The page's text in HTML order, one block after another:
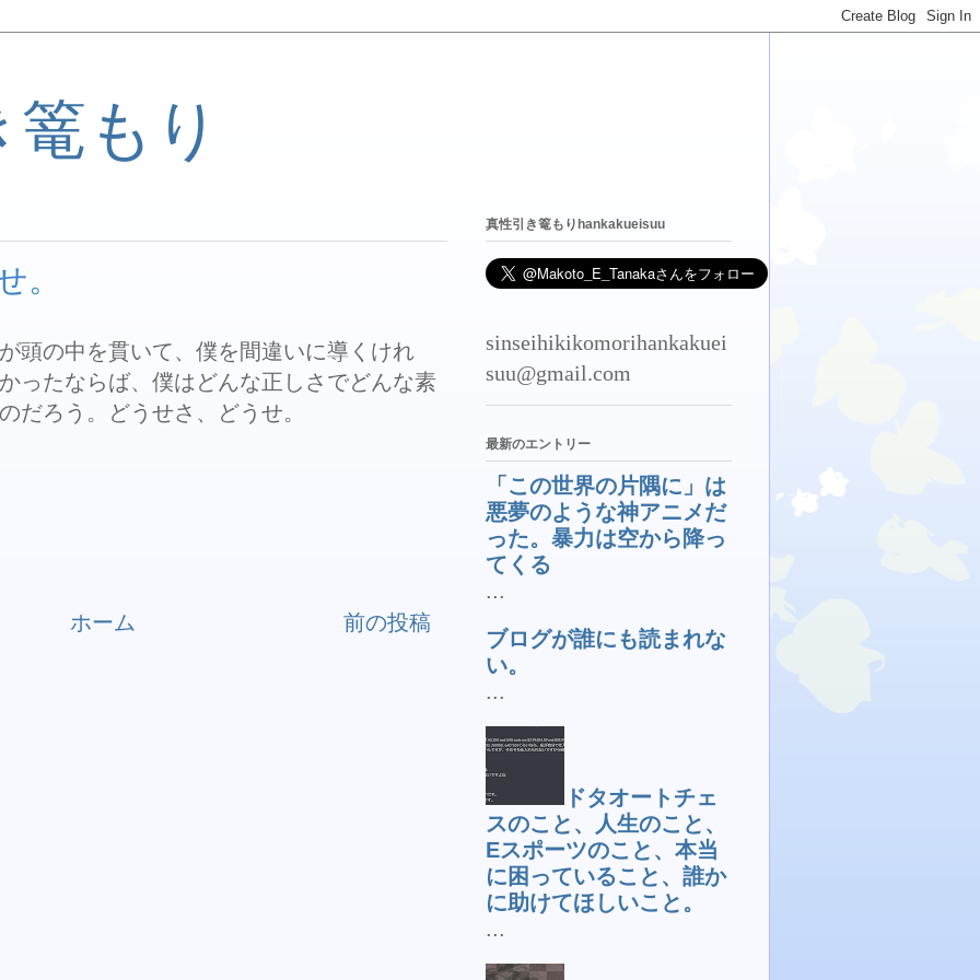
もり
。
頭の中を貫いて、僕を間違いに導くけれ
ったならば、僕はどんな正しさでどんな素
だろう。どうせさ、どうせ。
前の投稿
ホーム
真性引き篭もりhankakueisuu
sinseihikikomorihankakuei
suu@gmail.com
最新のエントリー
「この世界の片隅に」は
悪夢のような神アニメだ
った。暴力は空から降っ
てくる
...
ブログが誰にも読まれな
い。
...
ドタオートチェ
スのこと、人生のこと、
Eスポーツのこと、本当
に困っていること、誰か
に助けてほしいこと。
...